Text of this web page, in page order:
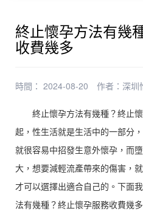
終止懷孕方法有幾
收費幾多
時間： 2024-08-20 作者： 深圳
終止懷孕方法有幾種？終止
起，性生活就是生活中的一部分
就很容易中招發生意外懷孕，而
大，想要減輕流產帶來的傷害，
才可以選擇出適合自己的。下面
法有幾種？終止懷孕服務收費幾